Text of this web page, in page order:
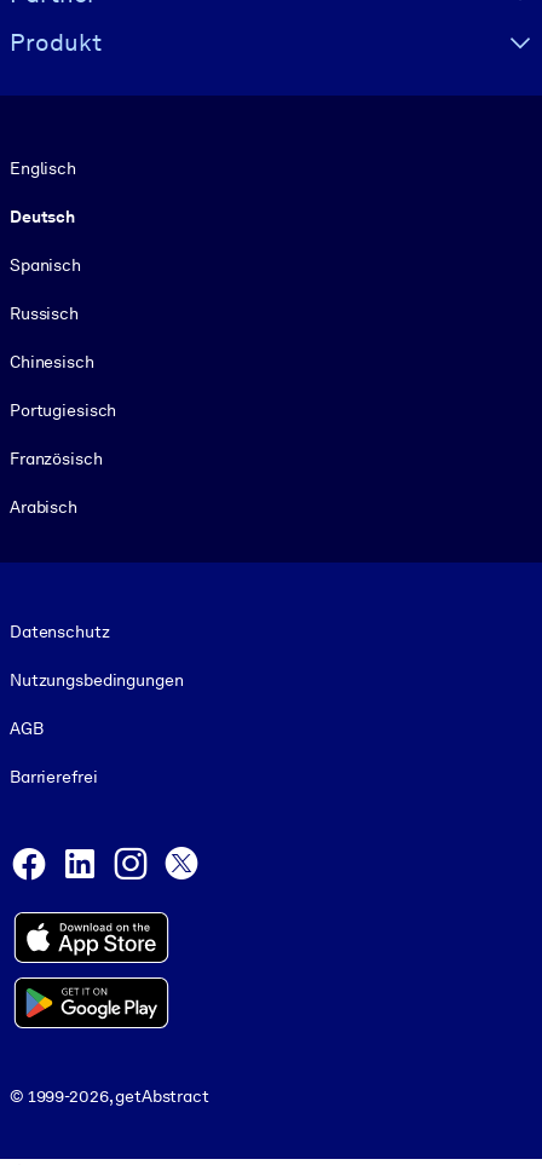
Produkt
Englisch
Deutsch
Spanisch
Russisch
Chinesisch
Portugiesisch
Französisch
Arabisch
Datenschutz
Nutzungsbedingungen
AGB
Barrierefrei
Facebook
LinkedInInstagram
© 1999-2026, getAbstract